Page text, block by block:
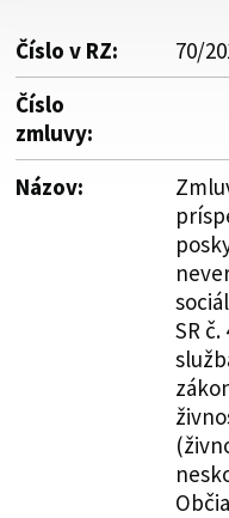
Číslo v RZ:
70/
Číslo
zmluvy:
Názov:
SR